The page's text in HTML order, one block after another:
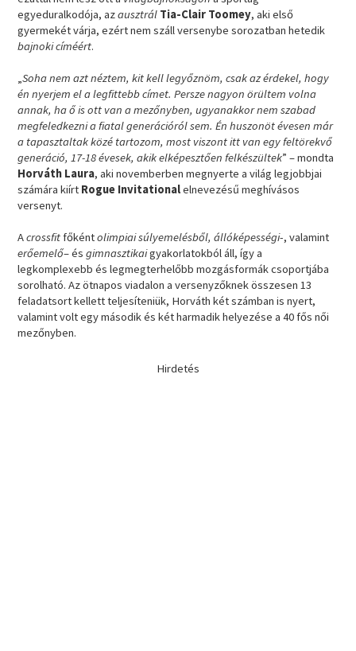
egyeduralkodója, azausztrál Tia-Clair Toomey, aki első
gyermekét várja, ezért nem száll versenybe sorozatban hetedik
bajnoki címéért.
„Soha nem azt néztem, kit kell legyőznöm, csak az érdekel, hogy
én nyerjem el a legfittebb címet. Persze nagyon örültem volna
annak, ha ő is ott van a mezőnyben, ugyanakkor nem szabad
megfeledkezni a fiatal generációról sem. Én huszonöt évesen már
a tapasztaltak közé tartozom, most viszont itt van egy feltörekvő
generáció, 17-18 évesek, akik elképesztően felkészültek” – mondta
Horváth Laura, aki novemberben megnyerte a világ legjobbjai
számára kiírt Rogue Invitationalelnevezésű meghívásos
versenyt.
Acrossfitfőkéntolimpiai súlyemelésből, állóképességi-, valamint
erőemelő– ésgimnasztikaigyakorlatokból áll, így a
legkomplexebb és legmegterhelőbb mozgásformák csoportjába
sorolható. Az ötnapos viadalon a versenyzőknek összesen 13
feladatsort kellett teljesíteniük, Horváth két számban is nyert,
valamint volt egy második és két harmadik helyezése a 40 fős női
mezőnyben.
Hirdetés